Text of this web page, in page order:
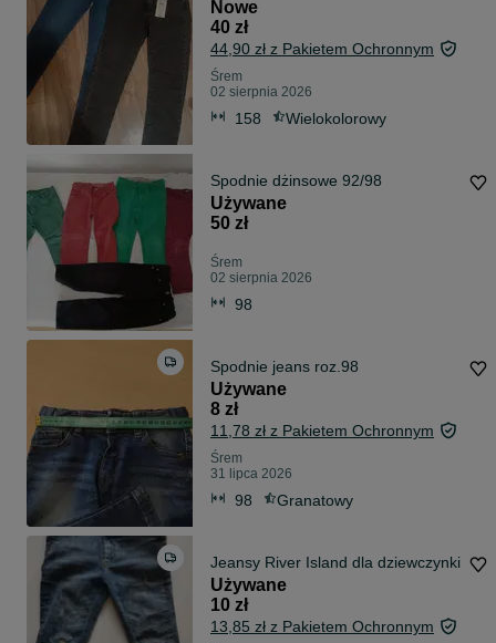
Nowe
40 zł
44,90 zł z Pakietem Ochronnym
Śrem
02 sierpnia 2026
158 Wielokolorowy
Spodnie dżinsowe 92/98
Używane
50 zł
Śrem
02 sierpnia 2026
98
Spodnie jeans roz.98
Używane
8 zł
11,78 zł z Pakietem Ochronnym
Śrem
31 lipca 2026
98 Granatowy
Jeansy River Island dla dziewczynki
Używane
10 zł
13,85 zł z Pakietem Ochronnym